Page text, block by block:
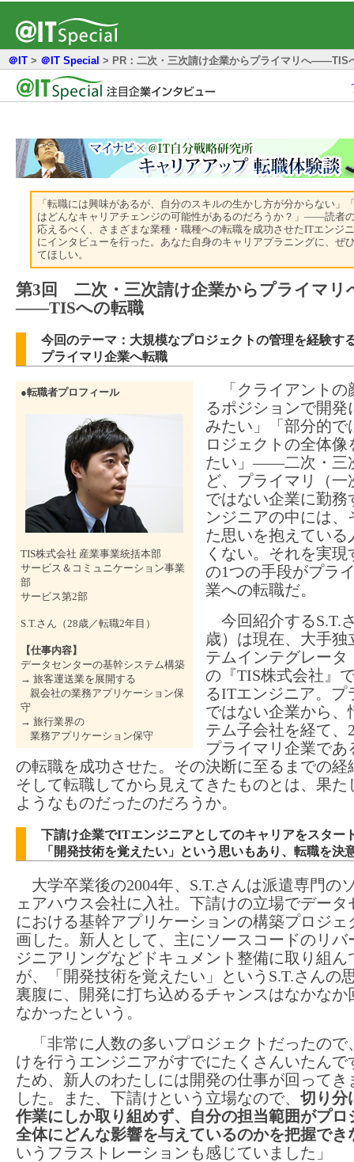
＠IT > ＠IT Special > PR：二次・三次請け企業からプライマリへ――TIS
「転職には興味があるが、自分のスキルの生かし方が分からない」
はどんなキャリアチェンジの可能性があるのだろうか？」――読者
応えるべく、さまざまな業種・職種への転職を成功させたITエンジ
にインタビューを行った。あなた自身のキャリアプラニングに、ぜ
てほしい。
第3回 二次・三次請け企業からプライマリ
――TISへの転職
今回のテーマ：大規模なプロジェクトの管理を経験す
プライマリ企業へ転職
●転職者プロフィール
TIS株式会社 産業事業統括本部
サービス＆コミュニケーション事業
部
サービス第2部
S.T.さん（28歳／転職2年目）
【仕事内容】
データセンターの基幹システム構築
→ 旅客運送業を展開する
親会社の業務アプリケーション保
守
→ 旅行業界の
業務アプリケーション保守
「クライアントの
るポジションで開発
みたい」「部分的で
ロジェクトの全体像
たい」――二次・三
ど、プライマリ（一
ではない企業に勤務
ンジニアの中には、
た思いを抱えている
くない。それを実現
の1つの手段がプラ
業への転職だ。
今回紹介するS.T.
歳）は現在、大手独
テムインテグレータ
の『TIS株式会社』
るITエンジニア。プ
ではない企業から、
テム子会社を経て、
プライマリ企業であ
の転職を成功させた。その決断に至るまでの経
そして転職してから見えてきたものとは、果た
ようなものだったのだろうか。
下請け企業でITエンジニアとしてのキャリアをスター
「開発技術を覚えたい」という思いもあり、転職を決
大学卒業後の2004年、S.T.さんは派遣専門の
ェアハウス会社に入社。下請けの立場でデータ
における基幹アプリケーションの構築プロジェ
画した。新人として、主にソースコードのリバ
ジニアリングなどドキュメント整備に取り組ん
が、「開発技術を覚えたい」というS.T.さんの
裏腹に、開発に打ち込めるチャンスはなかなか
なかったという。
「非常に人数の多いプロジェクトだったので
けを行うエンジニアがすでにたくさんいたんで
ため、新人のわたしには開発の仕事が回ってき
した。また、下請けという立場なので、 切り分
作業にしか取り組めず、自分の担当範囲がプロ
全体にどんな影響を与えているのかを把握でき
いうフラストレーションも感じていました」